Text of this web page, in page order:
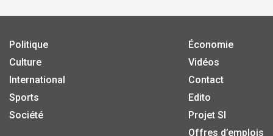
Politique
Culture
International
Sports
Société
Économie
Vidéos
Contact
Edito
Projet SI
Offres d’emplois